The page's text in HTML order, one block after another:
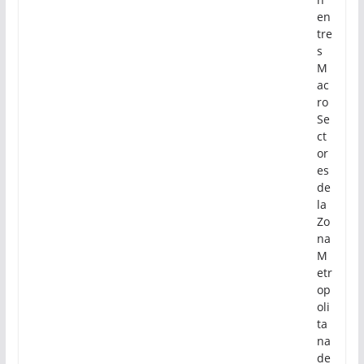
en
tre
s
M
ac
ro
Se
ct
or
es
de
la
Zo
na
M
etr
op
oli
ta
na
de